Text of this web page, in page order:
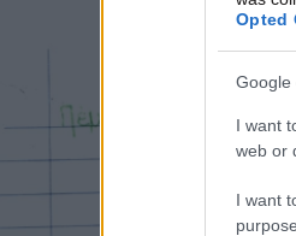
Opted
Google
I want
web or
I want